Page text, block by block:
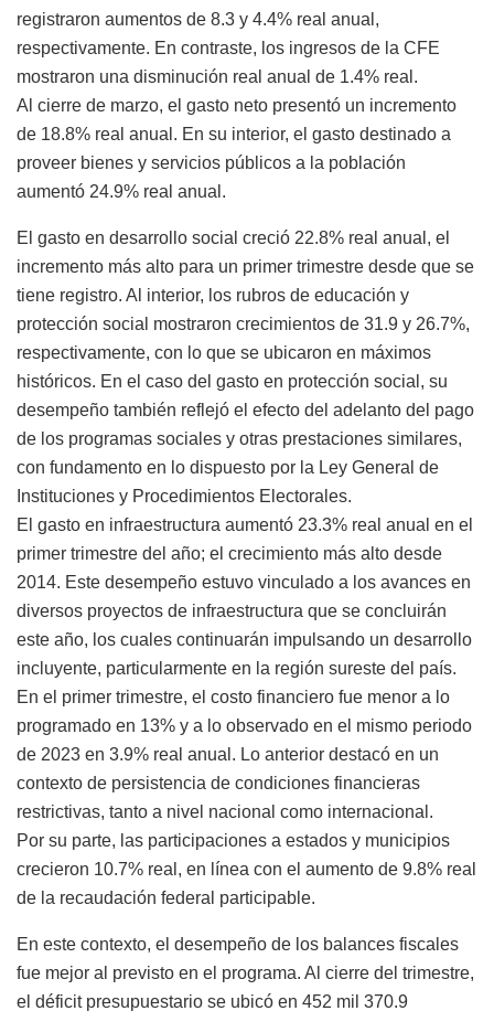
registraron aumentos de 8.3 y 4.4% real anual,
respectivamente. En contraste, los ingresos de la CFE
mostraron una disminución real anual de 1.4% real.
Al cierre de marzo, el gasto neto presentó un incremento
de 18.8% real anual. En su interior, el gasto destinado a
proveer bienes y servicios públicos a la población
aumentó 24.9% real anual.
El gasto en desarrollo social creció 22.8% real anual, el
incremento más alto para un primer trimestre desde que se
tiene registro. Al interior, los rubros de educación y
protección social mostraron crecimientos de 31.9 y 26.7%,
respectivamente, con lo que se ubicaron en máximos
históricos. En el caso del gasto en protección social, su
desempeño también reflejó el efecto del adelanto del pago
de los programas sociales y otras prestaciones similares,
con fundamento en lo dispuesto por la Ley General de
Instituciones y Procedimientos Electorales.
El gasto en infraestructura aumentó 23.3% real anual en el
primer trimestre del año; el crecimiento más alto desde
2014. Este desempeño estuvo vinculado a los avances en
diversos proyectos de infraestructura que se concluirán
este año, los cuales continuarán impulsando un desarrollo
incluyente, particularmente en la región sureste del país.
En el primer trimestre, el costo financiero fue menor a lo
programado en 13% y a lo observado en el mismo periodo
de 2023 en 3.9% real anual. Lo anterior destacó en un
contexto de persistencia de condiciones financieras
restrictivas, tanto a nivel nacional como internacional.
Por su parte, las participaciones a estados y municipios
crecieron 10.7% real, en línea con el aumento de 9.8% real
de la recaudación federal participable.
En este contexto, el desempeño de los balances fiscales
fue mejor al previsto en el programa. Al cierre del trimestre,
el déficit presupuestario se ubicó en 452 mil 370.9